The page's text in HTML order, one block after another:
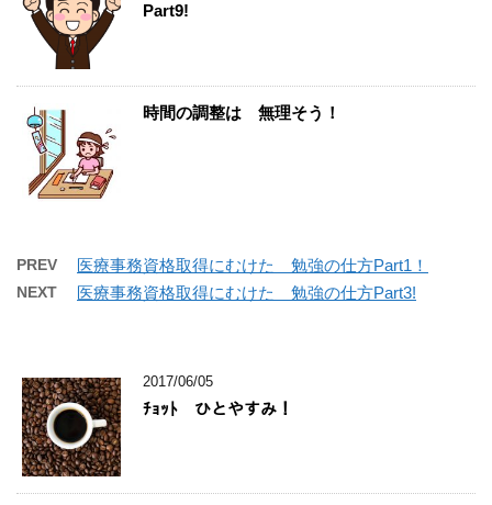
Part9!
時間の調整は 無理そう！
PREV 医療事務資格取得にむけた 勉強の仕方Part1！
NEXT 医療事務資格取得にむけた 勉強の仕方Part3!
2017/06/05
ﾁｮｯﾄ ひとやすみ！